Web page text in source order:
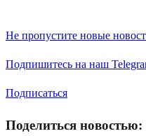
Не пропустите новые
Подпишитесь на наш
Подписаться
Поделиться новостью: